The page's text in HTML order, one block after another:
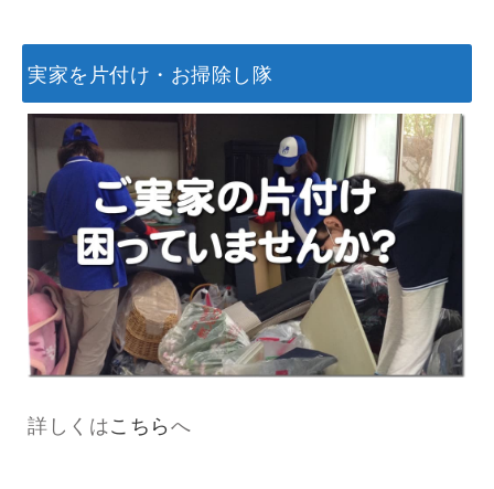
実家を片付け・お掃除し隊
詳しくはこちらへ